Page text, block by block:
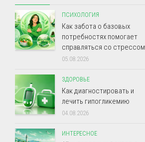
ПСИХОЛОГИЯ
Как забота о базовых
потребностях помогает
справляться со стрессом
05.08.2026
ЗДОРОВЬЕ
Как диагностировать и
лечить гипогликемию
04.08.2026
ИНТЕРЕСНОЕ